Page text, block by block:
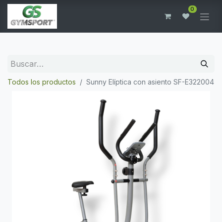
0
Todos los productos Sunny Elíptica con asiento SF-E322004